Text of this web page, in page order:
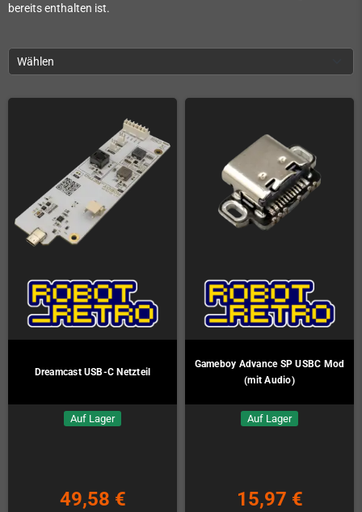
bereits enthalten ist.
Wählen
Dreamcast USB-C Netzteil
Auf Lager
49,58 €
Gameboy Advance SP USBC Mod
(mit Audio)
Auf Lager
15,97 €